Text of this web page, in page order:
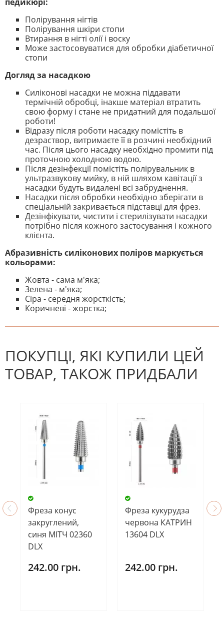
Полірування нігтів
Полірування шкіри стопи
Втирання в нігті олії і воску
Може застосовуватися для обробки діабетичної
стопи
Догляд за насадкою
Силіконові насадки не можна піддавати
термічній обробці, інакше матеріал втратить
свою форму і стане не придатний для подальшої
роботи!
Відразу після роботи насадку помістіть в
дезраствор, витримаєте її в розчині необхідний
час. Після цього насадку необхідно промити під
проточною холодною водою.
Після дезінфекції помістіть полірувальник в
ультразвукову мийку, в ній шляхом кавітації з
насадки будуть видалені всі забруднення.
Насадки після обробки необхідно зберігати в
спеціальній закривається підставці для фрез.
Дезінфікувати, чистити і стерилізувати насадки
потрібно після кожного застосування і кожного
клієнта.
Абразивність силіконових поліров маркується
кольорами:
Жовта - сама м'яка;
Зелена - м'яка;
Сіра - середня жорсткість;
Коричневі - жорстка;
На даний час немає відгуків. Ви
ПОКУПЦІ, ЯКІ КУПИЛИ ЦЕЙ
ТОВАР, ТАКОЖ ПРИДБАЛИ
Фреза конус
закруглений,
синя МІТЧ 02360
DLX
242.00 грн.
Фреза кукурудза
червона КАТРИН
13604 DLX
242.00 грн.